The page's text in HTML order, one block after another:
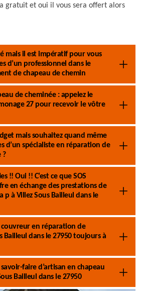
gratuit et oui il vous sera offert alors
mais il est impératif pour vous
d’un professionnel dans le
de chapeau de chemin
de cheminée : appelez le
27 pour recevoir le vôtre
mais souhaitez quand même
d’un spécialiste en réparation de
?
!! Oui !! C’est ce que SOS
en échange des prestations de
p à Villez Sous Bailleul dans le
couvreur en réparation de
Bailleul dans le 27950 toujours à
faire d’artisan en chapeau
Bailleul dans le 27950